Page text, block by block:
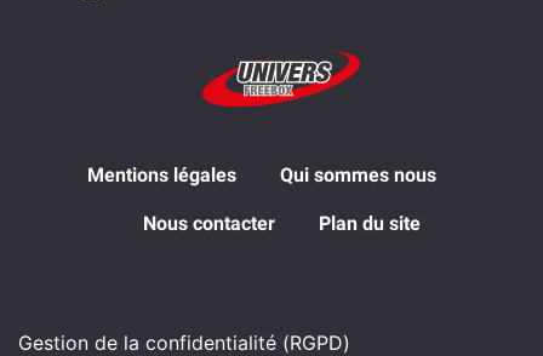
Mentions légales Qui sommes nous
Nous contacter Plan du site
Gestion de la confidentialité (RGPD)